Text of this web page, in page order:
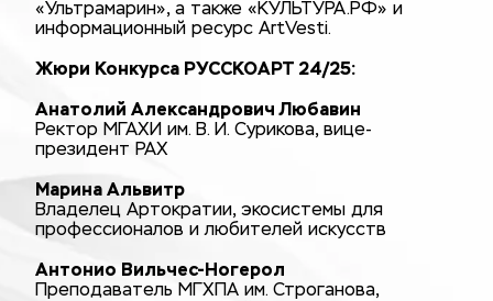
«Ультрамарин», а также «КУЛЬТУРА.РФ» и
информационный ресурс ArtVesti.
Жюри Конкурса РУССКОАРТ 24/25:
Анатолий Александрович Любавин
Ректор МГАХИ им. В. И. Сурикова, вице-
президент РАХ
Марина Альвитр
Владелец Артократии, экосистемы для
профессионалов и любителей искусств
Антонио Вильчес-Ногерол
Преподаватель МГХПА им. Строганова,